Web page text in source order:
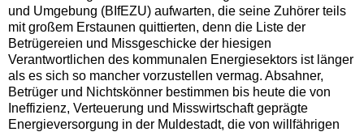
und Umgebung (BIfEZU) aufwarten, die seine Zuhörer teils
mit großem Erstaunen quittierten, denn die Liste der
Betrügereien und Missgeschicke der hiesigen
Verantwortlichen des kommunalen Energiesektors ist länger
als es sich so mancher vorzustellen vermag. Absahner,
Betrüger und Nichtskönner bestimmen bis heute die von
Ineffizienz, Verteuerung und Misswirtschaft geprägte
Energieversorgung in der Muldestadt, die von willfährigen